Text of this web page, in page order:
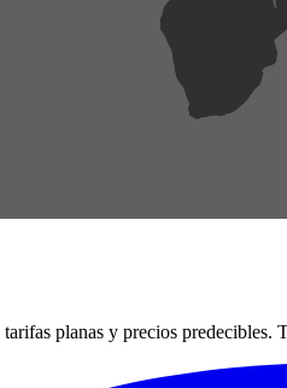
planas y precios predecibles.